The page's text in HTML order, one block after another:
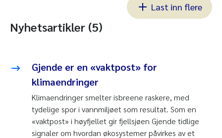
Last inn flere
Nyhetsartikler (5)
Gjende er en «vaktpost» for
klimaendringer
Klimaendringer smelter isbreene raskere, med
tydelige spor i vannmiljøet som resultat. Som en
«vaktpost» i høyfjellet gir fjellsjøen Gjende tidlige
signaler om hvordan økosystemer påvirkes av et